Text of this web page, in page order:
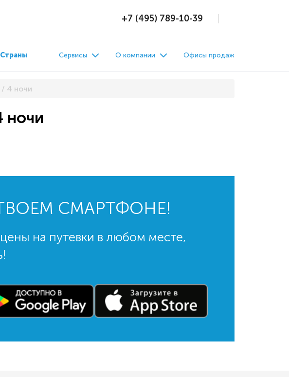
+7 (495) 789-10-39
Страны Сервисы О компании Офисы продаж
/ 4 ночи
ночи
СМАРТФОНЕ!
на путевки в любом месте,